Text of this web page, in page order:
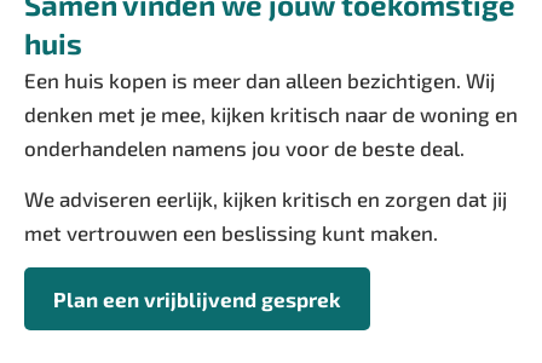
huis
Een huis kopen is meer dan alleen bezichtigen. Wij
denken met je mee, kijken kritisch naar de woning en
onderhandelen namens jou voor de beste deal.
We adviseren eerlijk, kijken kritisch en zorgen dat jij
met vertrouwen een beslissing kunt maken.
Plan een vrijblijvend gesprek